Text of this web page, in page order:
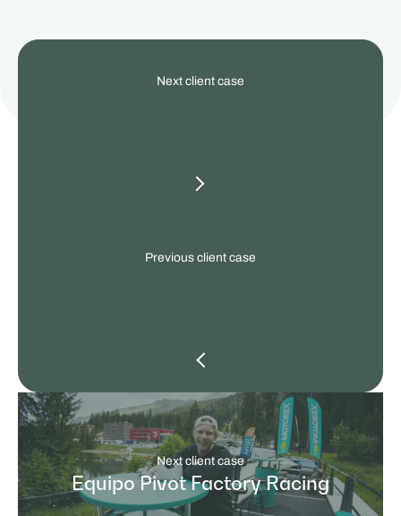
View
Previous client case
Next client case
Next client case
Equipo Pivot Factory Racing